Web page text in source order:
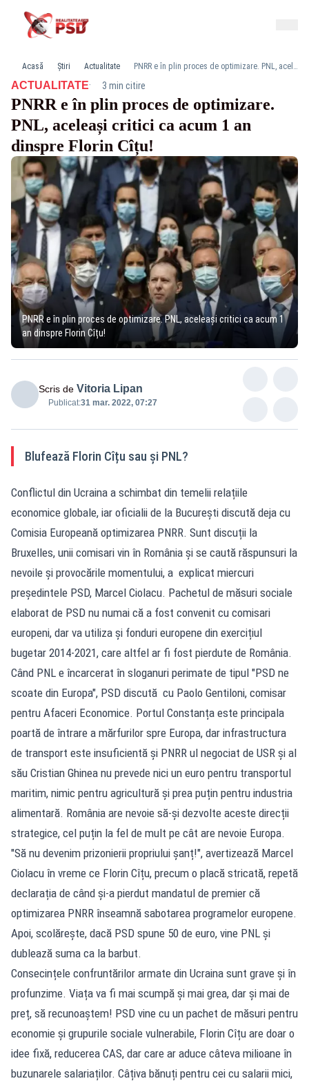
Acasă Știri Actualitate PNRR e în plin proces de optimizare. PNL, aceleași critici ca acum 1 an dinspre Florin Cîțu!
ACTUALITATE· 3 min citire
PNRR e în plin proces de optimizare.
PNL, aceleași critici ca acum 1 an
dinspre Florin Cîțu!
PNRR e în plin proces de optimizare. PNL, aceleași critici ca acum 1
an dinspre Florin Cîțu!
Scris de Vitoria Lipan
Publicat:31 mar. 2022, 07:27
Blufează Florin Cîțu sau și PNL?
Conflictul din Ucraina a schimbat din temelii relațiile
economice globale, iar oficialii de la București discută deja cu
Comisia Europeană optimizarea PNRR. Sunt discuții la
Bruxelles, unii comisari vin în România și se caută răspunsuri la
nevoile și provocările momentului, a explicat miercuri
președintele PSD, Marcel Ciolacu. Pachetul de măsuri sociale
elaborat de PSD nu numai că a fost convenit cu comisari
europeni, dar va utiliza și fonduri europene din exercițiul
bugetar 2014-2021, care altfel ar fi fost pierdute de România.
Când PNL e încarcerat în sloganuri perimate de tipul "PSD ne
scoate din Europa", PSD discută cu Paolo Gentiloni, comisar
pentru Afaceri Economice. Portul Constanța este principala
poartă de întrare a mărfurilor spre Europa, dar infrastructura
de transport este insuficientă și PNRR ul negociat de USR și al
său Cristian Ghinea nu prevede nici un euro pentru transportul
maritim, nimic pentru agricultură și prea puțin pentru industria
alimentară. România are nevoie să-și dezvolte aceste direcții
strategice, cel puțin la fel de mult pe cât are nevoie Europa.
"Să nu devenim prizonierii propriului șanț!", avertizează Marcel
Ciolacu în vreme ce Florin Cîțu, precum o placă stricată, repetă
declarația de când și-a pierdut mandatul de premier că
optimizarea PNRR înseamnă sabotarea programelor europene.
Apoi, scolărește, dacă PSD spune 50 de euro, vine PNL și
dublează suma ca la barbut.
Consecințele confruntărilor armate din Ucraina sunt grave și în
profunzime. Viața va fi mai scumpă și mai grea, dar și mai de
preț, să recunoaștem! PSD vine cu un pachet de măsuri pentru
economie și grupurile sociale vulnerabile, Florin Cîțu are doar o
idee fixă, reducerea CAS, dar care ar aduce câteva milioane în
buzunarele salariaților. Câțiva bănuți pentru cei cu salarii mici,